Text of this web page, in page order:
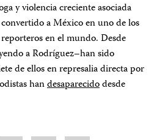
y violencia creciente asociada
a México en uno de los
en el mundo. Desde
a Rodríguez–han sido
de ellos en represalia directa por
handesaparecidodesde